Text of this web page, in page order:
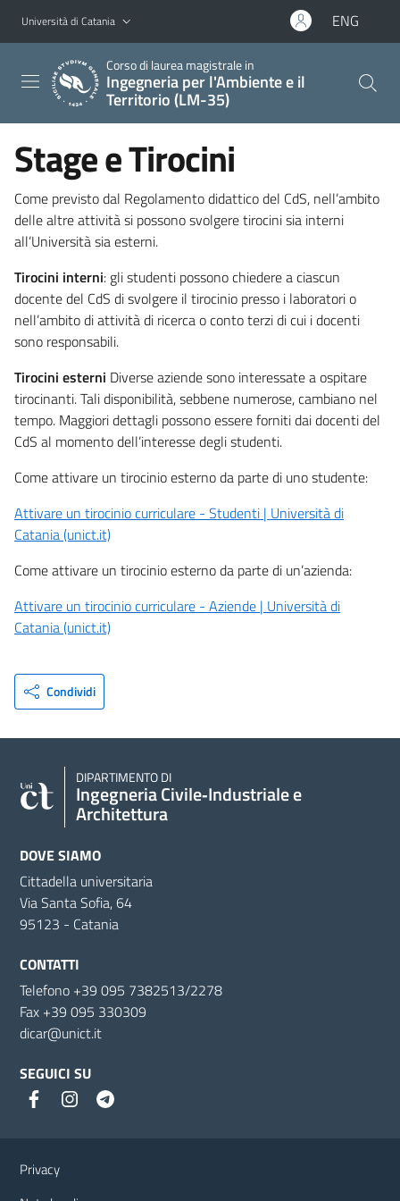
Vai al contenuto principale
Vai al menu di navigazione
Università di Catania ENG
Corso di laurea magistrale in
Ingegneria per l'Ambiente e il
Territorio (LM-35)
Stage e Tirocini
Come previsto dal Regolamento didattico del CdS, nell’ambito
delle altre attività si possono svolgere tirocini sia interni
all’Università sia esterni.
Tirocini interni: gli studenti possono chiedere a ciascun
docente del CdS di svolgere il tirocinio presso i laboratori o
nell’ambito di attività di ricerca o conto terzi di cui i docenti
sono responsabili.
Tirocini esterni Diverse aziende sono interessate a ospitare
tirocinanti. Tali disponibilità, sebbene numerose, cambiano nel
tempo. Maggiori dettagli possono essere forniti dai docenti del
CdS al momento dell’interesse degli studenti.
Come attivare un tirocinio esterno da parte di uno studente:
Attivare un tirocinio curriculare - Studenti | Università di
Catania (unict.it)
Come attivare un tirocinio esterno da parte di un’azienda:
Attivare un tirocinio curriculare - Aziende | Università di
Catania (unict.it)
Condividi
DIPARTIMENTO DI
Ingegneria Civile‑Industriale e
Architettura
DOVE SIAMO
Cittadella universitaria
Via Santa Sofia, 64
95123 - Catania
CONTATTI
Telefono +39 095 7382513/2278
Fax +39 095 330309
dicar@unict.it
SEGUICI SU
Privacy